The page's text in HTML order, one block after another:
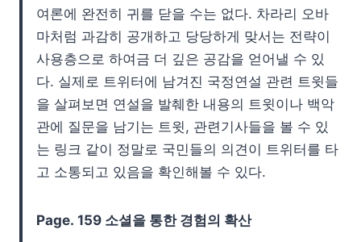
여론에 완전히 귀를 닫을 수는 없다. 차라리 오바
마처럼 과감히 공개하고 당당하게 맞서는 전략이
사용층으로 하여금 더 깊은 공감을 얻어낼 수 있
다. 실제로 트위터에 남겨진 국정연설 관련 트윗들
을 살펴보면 연설을 발췌한 내용의 트윗이나 백악
관에 질문을 남기는 트윗, 관련기사들을 볼 수 있
는 링크 같이 정말로 국민들의 의견이 트위터를 타
고 소통되고 있음을 확인해볼 수 있다.
Page. 159 소셜을 통한 경험의 확산